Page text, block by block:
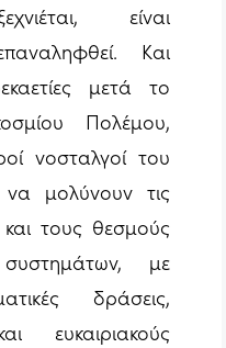
είναι
Και
μετά το
Πολέμου,
νοσταλγοί του
να μολύνουν τις
και τους θεσμούς
με
δράσεις,
ευκαιριακούς